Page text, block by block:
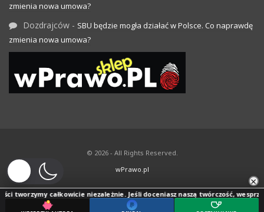
zmienia nowa umowa?
Dozdrajców - SBU będzie mogła działać w Polsce. Co naprawdę
zmienia nowa umowa?
© 2026 - All Rights Reserved.
wPrawo.pl
×
tworzymy całkowicie niezależnie. Jeśli doceniasz naszą twórczość, wesprzyj